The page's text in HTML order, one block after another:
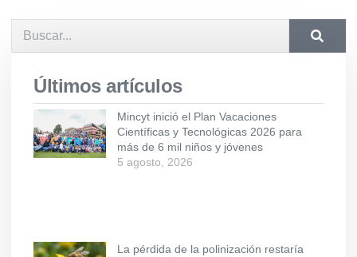
Últimos artículos
Mincyt inició el Plan Vacaciones
Científicas y Tecnológicas 2026 para
más de 6 mil niños y jóvenes
5 agosto, 2026
La pérdida de la polinización restaría